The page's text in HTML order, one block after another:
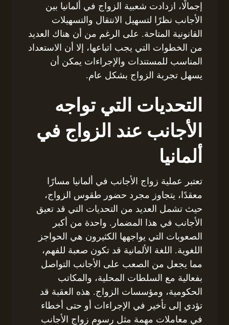
إجمالًا، ازدادت شعبية الزواج في ألمانيا بين
الأجانب نظرًا لتسهيل الانتقال والتسهيلات
القانونية المتاحة. على الرغم من أن هناك العديد
من الخطوات التي يجب اتباعها، إلا أن الاستعداد
المناسب للمستندات والإجراءات يمكن أن
يسهل تجربة الزواج بشكل عام.
التحديات التي تواجه
الأجانب عند الزواج في
ألمانيا
تعتبر عملية زواج الأجانب في ألمانيا مسارًا
معقدًا، يتجاوز مجرد حضور طقوس الزواج،
حيث تشمل العديد من التحديات التي قد تعيق
الأجانب في هذا المضمار. واحدة من أكبر
الصعوبات التي يواجهها الكثيرون هي الحواجز
اللغوية. اللغة الألمانية قد تكون صعبة للفهم،
مما يجعل من الصعب على الأجانب التواصل
بفعالية مع السلطات المحلية، والمكاتب
الحكومية، ومؤسسات الزواج. هذه العقبة قد
تؤدي إلى تأخير في الإجراءات أو حتى أخطاء
في معاملات مهمة مثل رسوم زواج الأجانب